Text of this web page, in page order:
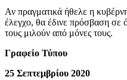
Αν πραγματικά ήθελε η
έλεγχο, θα έδινε πρόσβαση σε
τους μιλούν από μόνες τους.
Γραφείο Τύπου
25 Σεπτεμβρίου 2020